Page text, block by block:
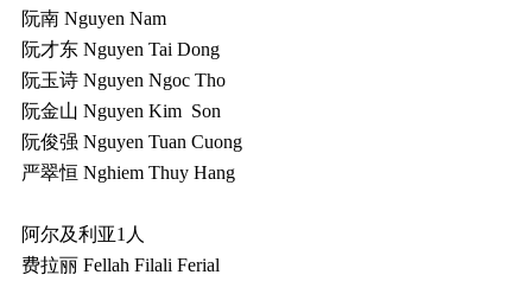
阮南 Nguyen Nam
阮才东 Nguyen Tai Dong
阮玉诗 Nguyen Ngoc Tho
阮金山 Nguyen Kim Son
阮俊强 Nguyen Tuan Cuong
严翠恒 Nghiem Thuy Hang
阿尔及利亚1人
费拉丽 Fellah Filali Ferial